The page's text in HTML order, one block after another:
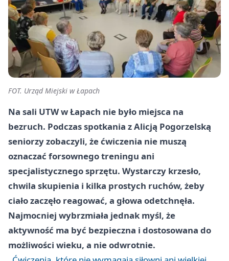
FOT. Urząd Miejski w Łapach
Na sali UTW w Łapach nie było miejsca na
bezruch. Podczas spotkania z Alicją Pogorzelską
seniorzy zobaczyli, że ćwiczenia nie muszą
oznaczać forsownego treningu ani
specjalistycznego sprzętu. Wystarczy krzesło,
chwila skupienia i kilka prostych ruchów, żeby
ciało zaczęło reagować, a głowa odetchnęła.
Najmocniej wybrzmiała jednak myśl, że
aktywność ma być bezpieczna i dostosowana do
możliwości wieku, a nie odwrotnie.